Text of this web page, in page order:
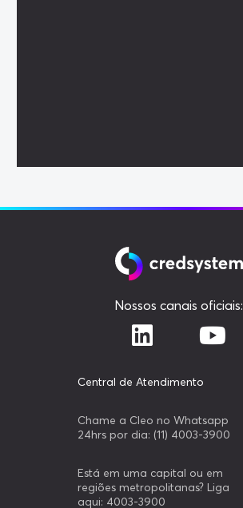
Nossos canais oficiais:
Central de Atendimento
Chame a Cleo no Whatsapp
24hrs por dia: (11) 4003-3900
Está em uma capital ou em
regiões metropolitanas? Liga
aqui: 4003-3900